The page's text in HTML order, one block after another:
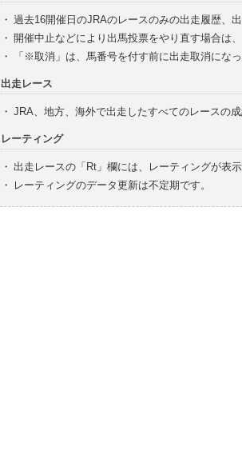
・ 過去16開催日のJRAのレースのみの出走履歴、
・ 開催中止などにより出馬投票をやり直す場合は
・
「※取消」は、馬番号を付す前に出走取消にな
出走レース
・ JRA、地方、海外で出走したすべてのレースの
レーティング
・ 出走レースの「Rt」欄には、レーティングが表
・
レーティングのデータ更新は不定期です。